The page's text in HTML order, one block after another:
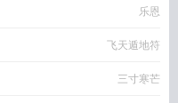
乐恩
飞天遁地符
三寸寒芒